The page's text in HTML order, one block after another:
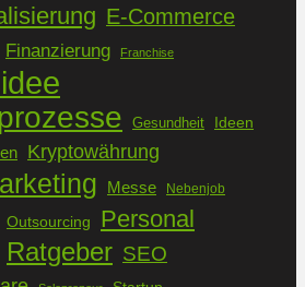
E-Commerce
Finanzierung Franchise
Gesundheit Ideen
Kryptowährung
Messe Nebenjob
Outsourcing Personal
Ratgeber SEO